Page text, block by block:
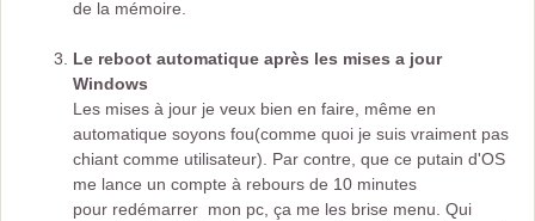
de la mémoire.
Le reboot automatique après les mises a jour
Windows
Les mises à jour je veux bien en faire, même en
automatique soyons fou(comme quoi je suis vraiment pas
chiant comme utilisateur). Par contre, que ce putain d'OS
me lance un compte à rebours de 10 minutes
pour redémarrer mon pc, ça me les brise menu. Qui